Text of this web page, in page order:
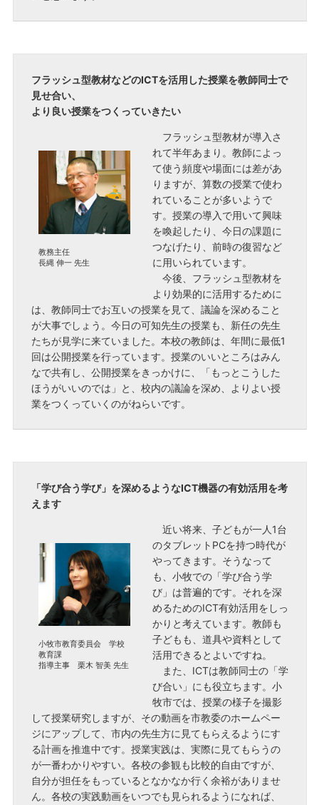
フラッシュ型教材などのICTを活用した授業を教師同士で
見せ合い、
より良い授業をつくっていきたい
教務主任
長縄 伸一 先生
フラッシュ型教材が導入さ
れて半年あまり。教師によっ
て使う頻度や場面には差があ
りますが、算数の授業で使わ
れていることが多いようで
す。授業の導入で用いて興味
を喚起したり、今日の課題に
つなげたり、前時の復習など
に用いられています。
今後、フラッシュ型教材を
より効果的に活用するために
は、教師同士でお互いの授業を見て、議論を深めること
が大事でしょう。今日の可知先生の授業も、新任の先生
たちが見学に来ていました。本校の教師は、年間に最低1
回は公開授業を行っています。授業のいいところはみん
なで共有し、公開授業をきっかけに、「もっとこうした
ほうがいいのでは」と、校内の議論を深め、よりよい授
業をつくっていくのがねらいです。
「学び合う学び」を深めるようなICT機器の有効活用を考
えます
小牧市教育委員会 学校
教育課
指導主事 栗木 智美 先生
近い将来、子どもが一人1台
のタブレットPCを持つ時代が
やってきます。そうなって
も、小牧での「学び合う学
び」は普遍的です。それを深
めるためのICT有効活用をしっ
かりと考えています。教師も
子どもも、道具や資料として
活用できるとよいですね。
また、ICTは教師同士の「学
び合い」にも役立ちます。小
牧市では、授業の様子を撮影
して授業研究しますが、その動画を市教委のホームペー
ジにアップして、市内の先生方に見てもらえるようにす
る計画を推進中です。授業実践は、実際に見てもらうの
が一番わかりやすい。各校の参観も比較的自由ですが、
自分が担任をもっているとなかなか行く余裕がありませ
ん。各校の実践動画をいつでも見られるようになれば、